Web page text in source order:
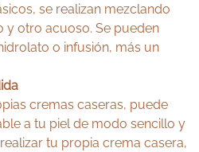
se realizan mezclando
otro acuoso. Se pueden
o infusión, más un
cremas caseras, puede
a tu piel de modo sencillo y
tu propia crema casera,